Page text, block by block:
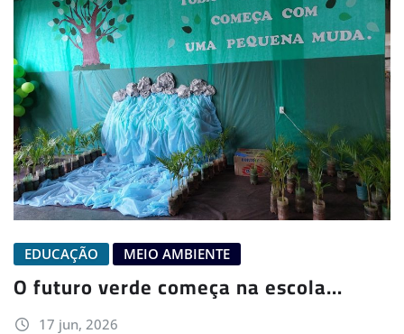
EDUCAÇÃO MEIO AMBIENTE
O futuro verde começa na escola…
17 jun, 2026